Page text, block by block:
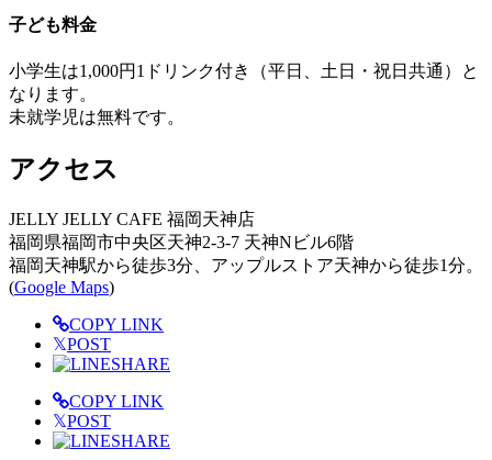
子ども料金
小学生は1,000円1ドリンク付き（平日、土日・祝日共通）と
なります。
未就学児は無料です。
アクセス
JELLY JELLY CAFE 福岡天神店
福岡県福岡市中央区天神2-3-7 天神Nビル6階
福岡天神駅から徒歩3分、アップルストア天神から徒歩1分。
(Google Maps)
COPY LINK
𝕏POST
SHARE
COPY LINK
𝕏POST
SHARE